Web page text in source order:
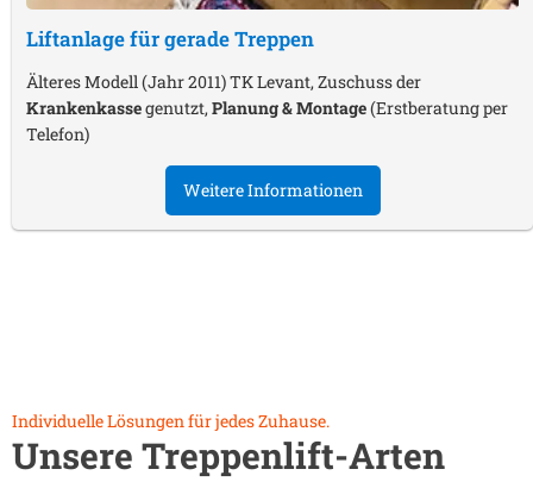
Liftanlage für gerade Treppen
Älteres Modell (Jahr 2011) TK Levant, Zuschuss der
Krankenkassegenutzt,Planung & Montage(Erstberatung per
Telefon)
Weitere Informationen
Individuelle Lösungen für jedes Zuhause.
Unsere Treppenlift-Arten